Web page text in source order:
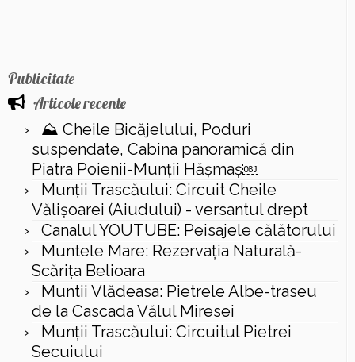
Publicitate
Articole recente
⛰️ Cheile Bicăjelului, Poduri
suspendate, Cabina panoramică din
Piatra Poienii-Munții Hășmaș￼
Munții Trascăului: Circuit Cheile
Vălișoarei (Aiudului) - versantul drept
Canalul YOUTUBE: Peisajele călătorului
Muntele Mare: Rezervaţia Naturală-
Scăriţa Belioara
Muntii Vlădeasa: Pietrele Albe-traseu
de la Cascada Vălul Miresei
Munții Trascăului: Circuitul Pietrei
Secuiului